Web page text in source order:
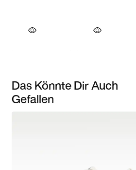
Das Könnte Dir Auch
Gefallen